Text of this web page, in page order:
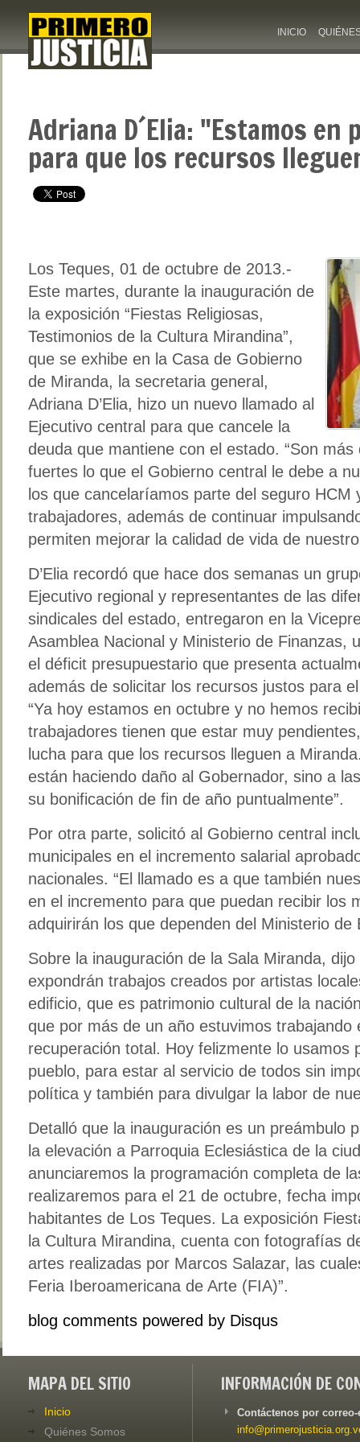
INICIO
Adriana D´Elia: "Estamos en
para que los recursos
Los Teques, 01 de octubre de 2013.-
Este martes, durante la inauguración de
la exposición “Fiestas Religiosas,
Testimonios de la Cultura Mirandina”,
que se exhibe en la Casa de Gobierno
de Miranda, la secretaria general,
Adriana D’Elia, hizo un nuevo llamado al
Ejecutivo central para que cancele la
deuda que mantiene con el estado. “Son
fuertes lo que el Gobierno central le debe a
los que cancelaríamos parte del seguro HCM
trabajadores, además de continuar
permiten mejorar la calidad de vida de
D’Elia recordó que hace dos semanas un
Ejecutivo regional y representantes de las
sindicales del estado, entregaron en la
Asamblea Nacional y Ministerio de Finanzas,
el déficit presupuestario que presenta
además de solicitar los recursos justos para
“Ya hoy estamos en octubre y no hemos
trabajadores tienen que estar muy
lucha para que los recursos lleguen a
están haciendo daño al Gobernador, sino a
su bonificación de fin de año puntualmente”.
Por otra parte, solicitó al Gobierno central
municipales en el incremento salarial
nacionales. “El llamado es a que también
en el incremento para que puedan recibir los
adquirirán los que dependen del Ministerio de
Sobre la inauguración de la Sala Miranda,
expondrán trabajos creados por artistas
edificio, que es patrimonio cultural de la
que por más de un año estuvimos trabajando
recuperación total. Hoy felizmente lo usamos
pueblo, para estar al servicio de todos sin
política y también para divulgar la labor de
Detalló que la inauguración es un preámbulo
la elevación a Parroquia Eclesiástica de la
anunciaremos la programación completa de
realizaremos para el 21 de octubre, fecha
habitantes de Los Teques. La exposición
la Cultura Mirandina, cuenta con fotografías
artes realizadas por Marcos Salazar, las
Feria Iberoamericana de Arte (FIA)”.
blog comments powered by Disqus
MAPA DEL SITIO
Inicio
Quiénes Somos
INFORMACIÓN DE
Contáctenos por